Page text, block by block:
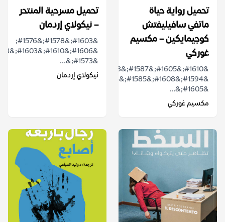
تحميل رواية حياة
ماتفي سافيليفتش
كوجيمايكين – مكسيم
غوركي
&#1594;&#1608;&#1585;&#1603;&#1610;
&#1605;&...
مكسيم غوركي
تحميل مسرحية المنتحر
– نيكولاي إردمان
&#1603;&#1578;&#1576;
&#1573;&...
نيكولاي إردمان